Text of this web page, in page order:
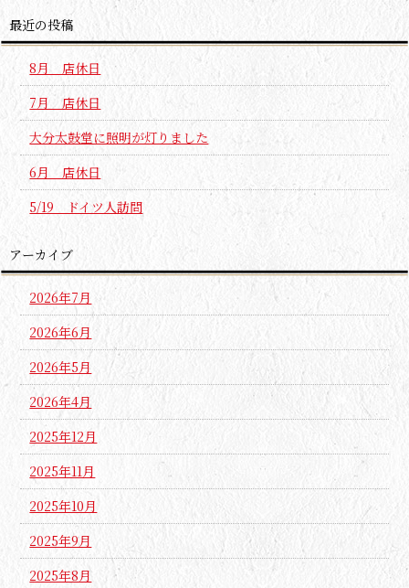
最近の投稿
8月 店休日
7月 店休日
大分太鼓堂に照明が灯りました
6月 店休日
5/19 ドイツ人訪問
アーカイブ
2026年7月
2026年6月
2026年5月
2026年4月
2025年12月
2025年11月
2025年10月
2025年9月
2025年8月